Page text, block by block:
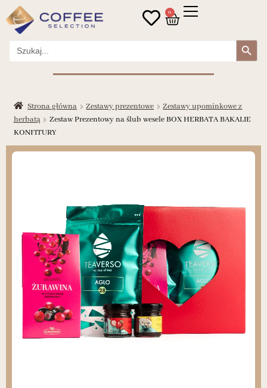
0
Search
for:
Search Button
Strona główna Zestawy prezentowe
Zestawy upominkowe z
herbatą
Zestaw Prezentowy na ślub wesele BOX HERBATA BAKALIE
KONFITURY